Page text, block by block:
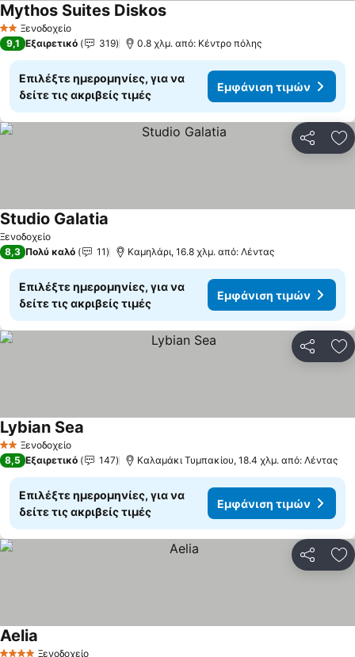
2 ΑστέριαΞενοδοχείο
Mythos Suites DiskosΕμφάνιση τιμών
9,1 Εξαιρετικό 319 0.8 χλμ. από: Κέντρο πόλης
Επιλέξτε ημερομηνίες, για να
δείτε τις ακριβείς τιμές
Εμφάνιση τιμών
Ξενοδοχείο
Studio Galatia
8,3 Πολύ καλό 11 Καμηλάρι, 16.8 χλμ. από: Λέντας
Επιλέξτε ημερομηνίες, για να
δείτε τις ακριβείς τιμές
Εμφάνιση τιμών
2 ΑστέριαΞενοδοχείο
Lybian Sea
8,5 Εξαιρετικό 147 Καλαμάκι Τυμπακίου, 18.4 χλμ. από: Λέντας
Επιλέξτε ημερομηνίες, για να
δείτε τις ακριβείς τιμές
Εμφάνιση τιμών
Ξενοδοχείο
Aelia